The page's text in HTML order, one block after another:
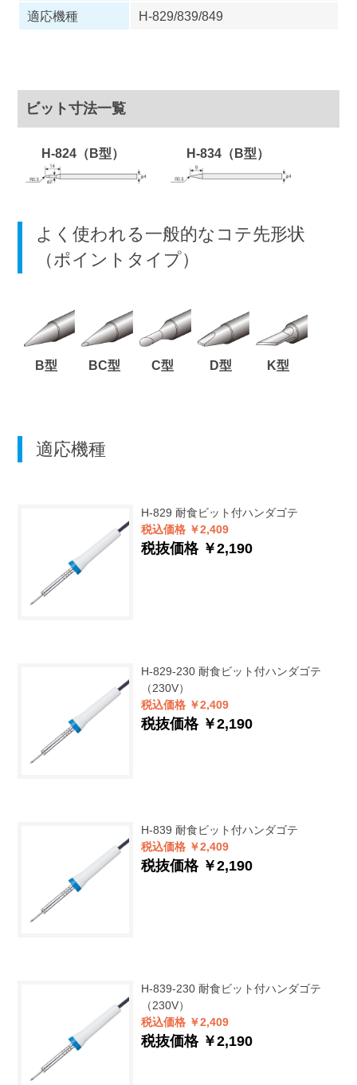
適応機種 H-829/839/849
ビット寸法一覧
H-824（B型） H-834（B型）
よく使われる一般的なコテ先形状
（ポイントタイプ）
B型 BC型 C型 D型 K型
適応機種
H-829 耐食ビット付ハンダゴテ
税込価格 ￥2,409
税抜価格 ￥2,190
H-829-230 耐食ビット付ハンダゴテ
（230V）
税込価格 ￥2,409
税抜価格 ￥2,190
H-839 耐食ビット付ハンダゴテ
税込価格 ￥2,409
税抜価格 ￥2,190
H-839-230 耐食ビット付ハンダゴテ
（230V）
税込価格 ￥2,409
税抜価格 ￥2,190